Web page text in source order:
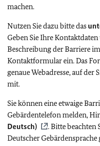
machen.
Nutzen Sie dazu bitte das
Geben Sie Ihre
Beschreibung der Barriere
Kontaktformular ein. Das
genaue Webadresse, auf der
mit.
Sie können eine etwaige
Gebärdentelefon melden,
Deutsch)
. Bitte beachten
Deutscher